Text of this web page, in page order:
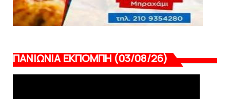
ΠΑΝΙΩΝΙΑ ΕΚΠΟΜΠΗ (03/08/26)